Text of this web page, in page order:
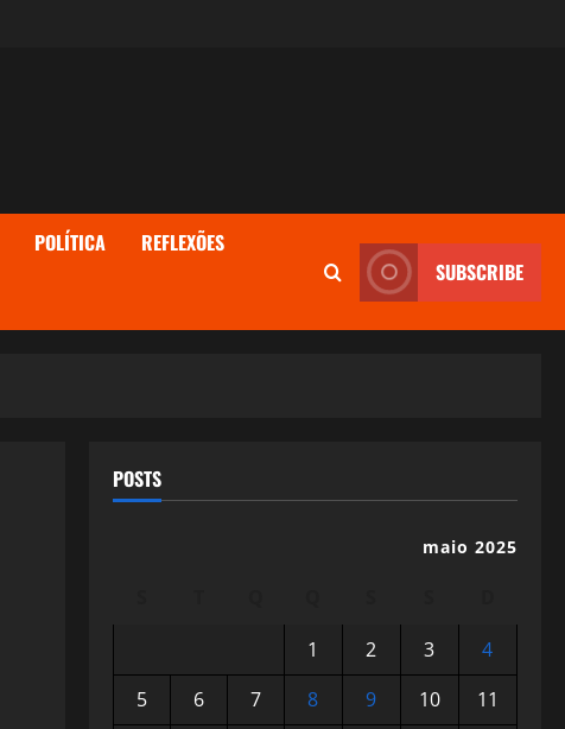
POLÍTICA REFLEXÕES
SUBSCRIBE
POSTS
maio 2025
1
2 3
4
5
6 7 8 9 10
11